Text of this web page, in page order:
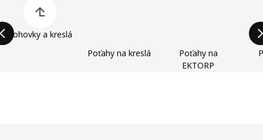
Pohovky a kreslá
Poťahy na kreslá
Poťahy na
EKTORP